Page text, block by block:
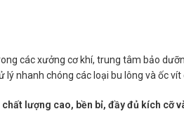
các xưởng cơ khí, trung tâm bảo
nhanh chóng các loại bu lông và ốc
lượng cao, bền bỉ, đầy đủ kích